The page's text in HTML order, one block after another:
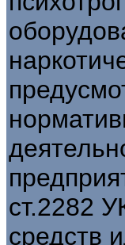
ст.2282
средств